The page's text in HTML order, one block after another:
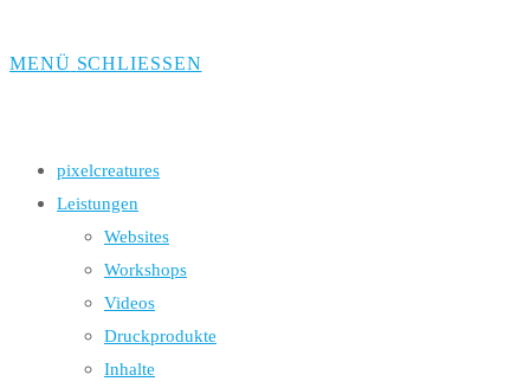
MENÜ SCHLIESSEN
pixelcreatures
Leistungen
Websites
Workshops
Videos
Druckprodukte
Inhalte